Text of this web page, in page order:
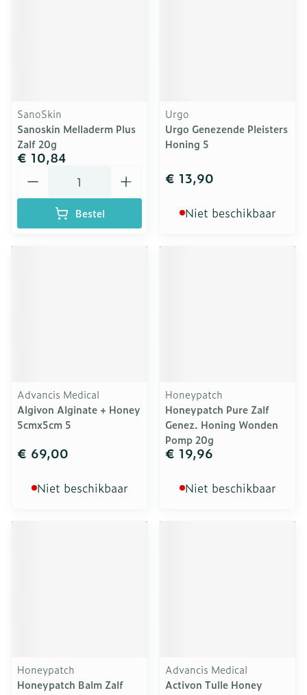
SanoSkin
Sanoskin Melladerm Plus
Zalf 20g
€ 10,84
Bestel
Urgo
Urgo Genezende Pleisters
Honing 5
€ 13,90
Niet beschikbaar
Advancis Medical
Algivon Alginate + Honey
5cmx5cm 5
€ 69,00
Niet beschikbaar
Honeypatch
Honeypatch Pure Zalf
Genez. Honing Wonden
Pomp 20g
€ 19,96
Niet beschikbaar
Honeypatch
Honeypatch Balm Zalf
Advancis Medical
Activon Tulle Honey